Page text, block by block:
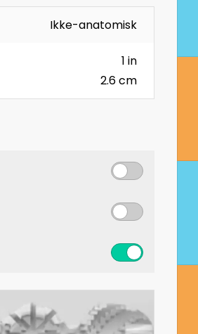
Ikke-anatomisk
1 in
2.6 cm